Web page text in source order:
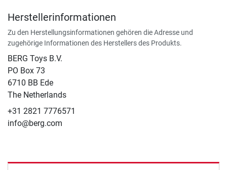
Herstellerinformationen
Zu den Herstellungsinformationen gehören die Adresse und
zugehörige Informationen des Herstellers des Produkts.
BERG Toys B.V.
​PO Box 73
6710 BB Ede
The Netherlands
+31 2821 7776571
info@berg.com